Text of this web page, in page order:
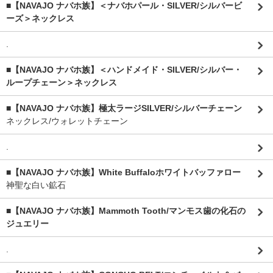
■【NAVAJO ナバホ族】＜ナバホパール・SILVER/シルバービ
ーズ＞ネックレス
.
■【NAVAJO ナバホ族】＜ハンドメイド・SILVER/シルバー・
ループチェーン＞ネックレス
■【NAVAJO ナバホ族】極太ラージSILVER/シルバーチェーン
ネックレス/ウォレットチェーン
.
■【NAVAJO ナバホ族】White Buffaloホワイトバッファロー
神聖な白い鉱石
■【NAVAJO ナバホ族】Mammoth Tooth/マンモス歯の化石の
ジュエリー
.